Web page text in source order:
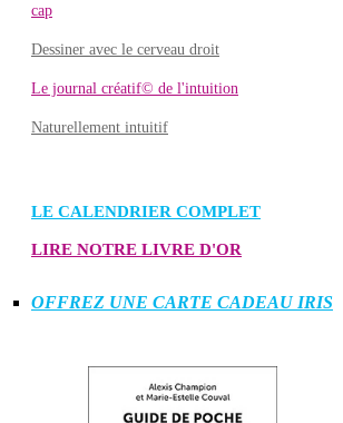
cap
Dessiner avec le cerveau droit
Le journal créatif© de l'intuition
Naturellement intuitif
LE CALENDRIER COMPLET
LIRE NOTRE LIVRE D'OR
OFFREZ UNE CARTE CADEAU IRIS